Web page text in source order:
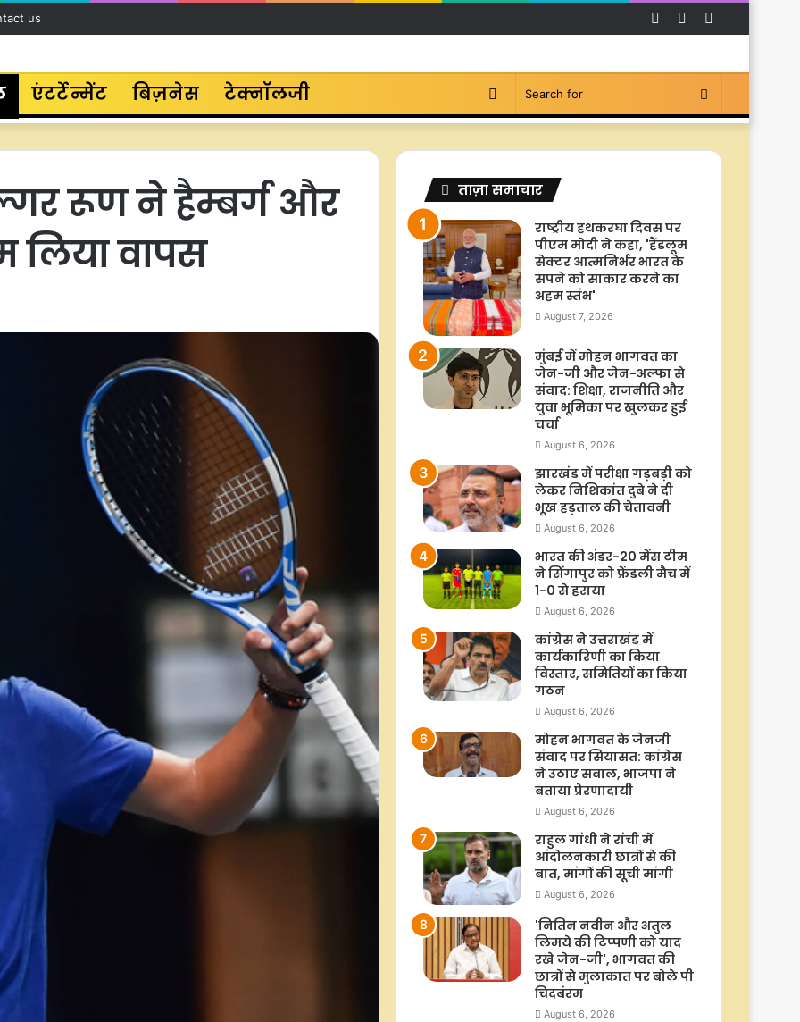
us YouTube
Facebook
एंटर्टेन्मेंट बिज़नेस टेक्नॉलजी Search
Switch
रूण ने हैम्बर्ग और
लिया वापस
ताज़ा समाचार
राष्ट्रीय हथकरघा दिवस पर
पीएम मोदी ने कहा, 'हैंडलूम
सेक्टर आत्मनिर्भर भारत के
सपने को साकार करने का
अहम स्तंभ'
August 7, 2026
मुंबई में मोहन भागवत का
जेन-जी और जेन-अल्फा से
संवाद: शिक्षा, राजनीति और
युवा भूमिका पर खुलकर हुई
चर्चा
August 6, 2026
झारखंड में परीक्षा गड़बड़ी को
लेकर निशिकांत दुबे ने दी
भूख हड़ताल की चेतावनी
August 6, 2026
भारत की अंडर-20 मेंस टीम
ने सिंगापुर को फ्रेंडली मैच में
1-0 से हराया
August 6, 2026
कांग्रेस ने उत्तराखंड में
कार्यकारिणी का किया
विस्तार, समितियों का किया
गठन
August 6, 2026
मोहन भागवत के जेनजी
संवाद पर सियासत: कांग्रेस
ने उठाए सवाल, भाजपा ने
बताया प्रेरणादायी
August 6, 2026
राहुल गांधी ने रांची में
आंदोलनकारी छात्रों से की
बात, मांगों की सूची मांगी
August 6, 2026
'नितिन नवीन और अतुल
लिमये की टिप्पणी को याद
रखे जेन-जी', भागवत की
छात्रों से मुलाकात पर बोले पी
चिदबंरम
August 6, 2026